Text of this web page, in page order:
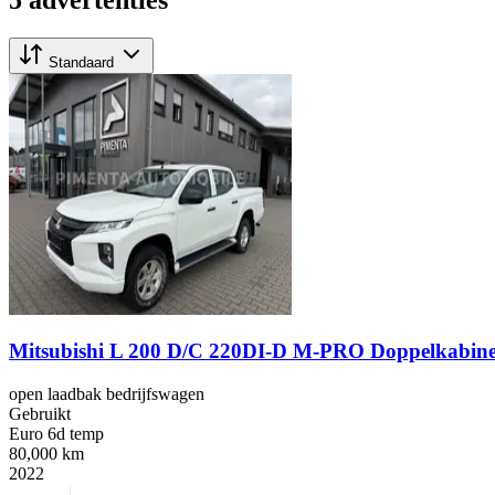
Standaard
Mitsubishi L 200 D/C 220DI-D M-PRO
open laadbak bedrijfswagen
Gebruikt
Euro 6d temp
80,000 km
2022